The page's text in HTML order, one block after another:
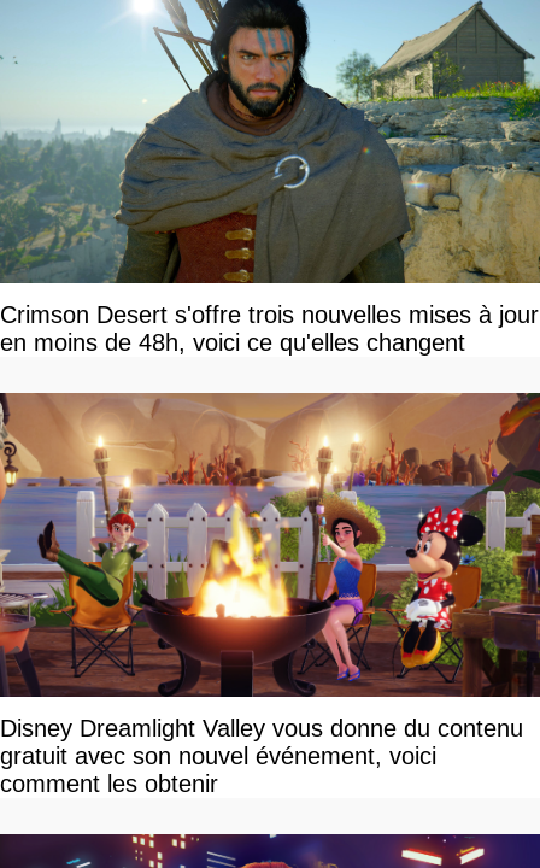
Crimson Desert s'offre trois nouvelles mises à jour
en moins de 48h, voici ce qu'elles changent
Disney Dreamlight Valley vous donne du contenu
gratuit avec son nouvel événement, voici
comment les obtenir